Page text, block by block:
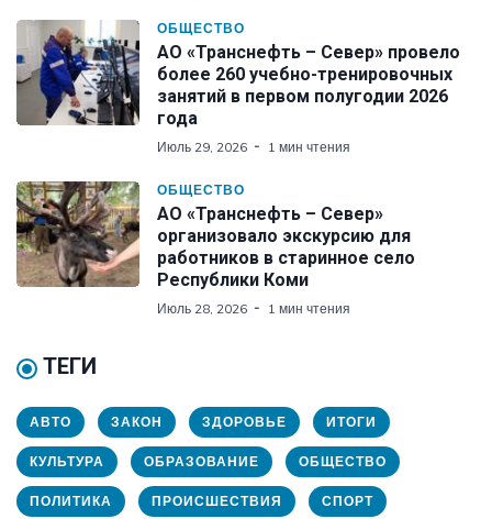
ОБЩЕСТВО
АО «Транснефть – Север» провело
более 260 учебно-тренировочных
занятий в первом полугодии 2026
года
Июль 29, 2026 1 мин чтения
ОБЩЕСТВО
АО «Транснефть – Север»
организовало экскурсию для
работников в старинное село
Республики Коми
Июль 28, 2026 1 мин чтения
ТЕГИ
АВТО ЗАКОН ЗДОРОВЬЕ ИТОГИ
КУЛЬТУРА ОБРАЗОВАНИЕ ОБЩЕСТВО
ПОЛИТИКА ПРОИСШЕСТВИЯ СПОРТ